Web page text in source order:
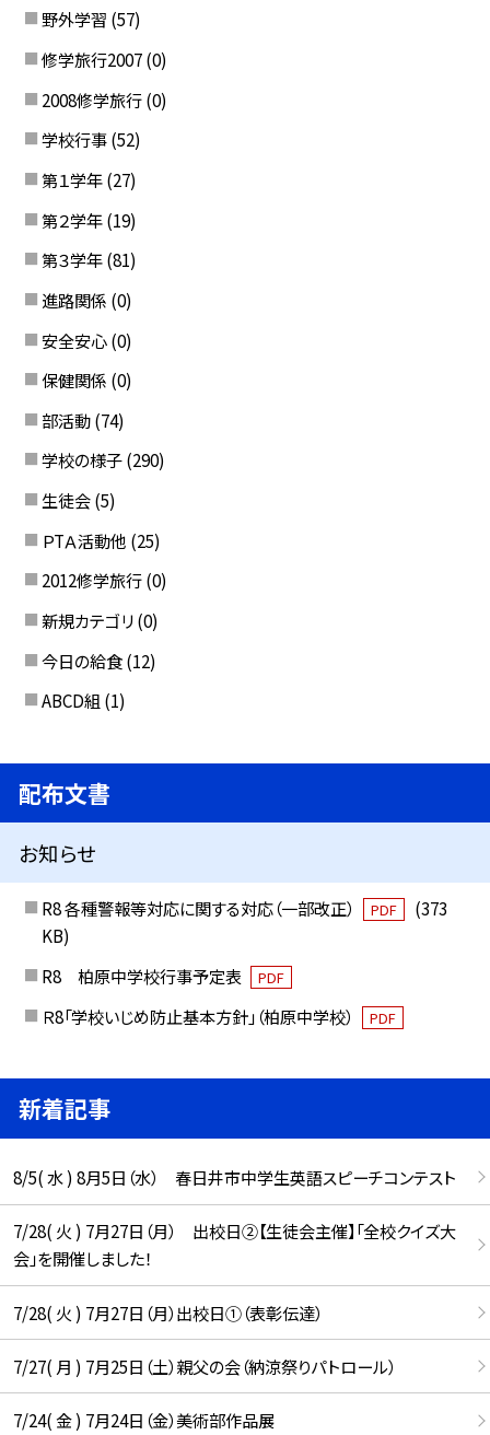
野外学習 (57)
修学旅行2007 (0)
2008修学旅行 (0)
学校行事 (52)
第１学年 (27)
第２学年 (19)
第３学年 (81)
進路関係 (0)
安全安心 (0)
保健関係 (0)
部活動 (74)
学校の様子 (290)
生徒会 (5)
ＰTＡ活動他 (25)
2012修学旅行 (0)
新規カテゴリ (0)
今日の給食 (12)
ABCD組 (1)
配布文書
お知らせ
R8 各種警報等対応に関する対応（一部改正） PDF
(373
KB)
R8 柏原中学校行事予定表
PDF
Ｒ8「学校いじめ防止基本方針」（柏原中学校） PDF
新着記事
8/5( 水 ) 8月5日（水） 春日井市中学生英語スピーチコンテスト
7/28( 火 ) 7月27日（月） 出校日②【生徒会主催】「全校クイズ大
会」を開催しました！
7/28( 火 ) 7月27日（月）出校日①（表彰伝達）
7/27( 月 ) 7月25日（土）親父の会（納涼祭りパトロール）
7/24( 金 ) 7月24日（金）美術部作品展